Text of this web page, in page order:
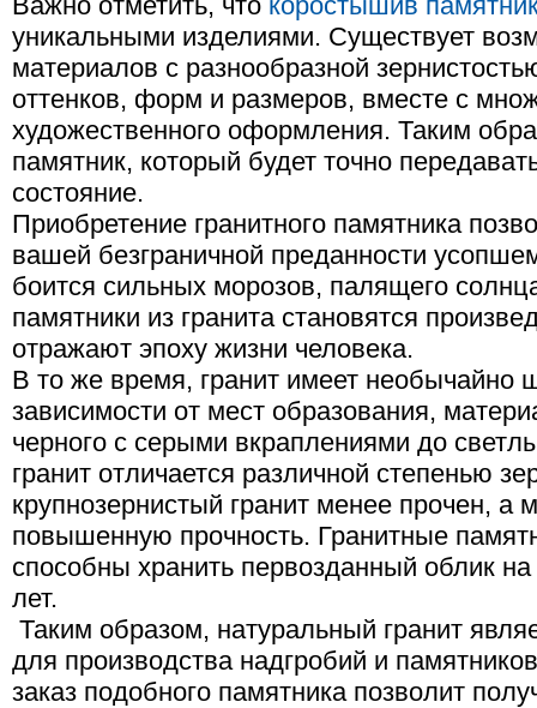
уникальными изделиями. Существует
материалов с разнообразной
оттенков, форм и размеров, вместе с
художественного оформления. Таким
памятник, который будет точно
состояние.
Приобретение гранитного памятника
вашей безграничной преданности
боится сильных морозов, палящего
памятники из гранита становятся
отражают эпоху жизни человека.
В то же время, гранит имеет необычайно
зависимости от мест образования,
черного с серыми вкраплениями до
гранит отличается различной степенью
крупнозернистый гранит менее прочен, а
повышенную прочность. Гранитные
способны хранить первозданный облик
лет.
Таким образом, натуральный гранит
для производства надгробий и
заказ подобного памятника позволит